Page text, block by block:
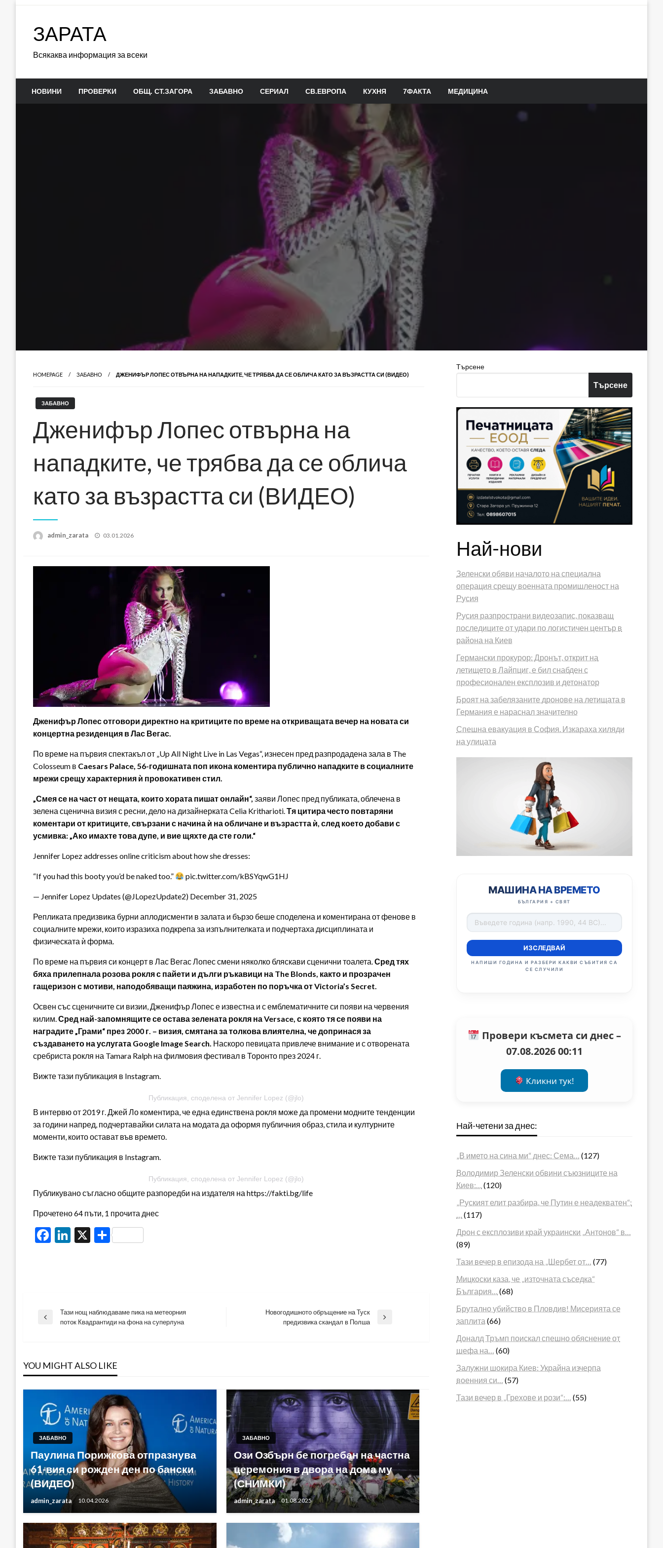
ЗАРАТА
Всякаква информация за всеки
НОВИНИ ПРОВЕРКИ ОБЩ. СТ.ЗАГОРА ЗАБАВНО СЕРИАЛ СВ.ЕВРОПА КУХНЯ 7ФАКТА МЕДИЦИНА
HOMEPAGE ЗАБАВНО ДЖЕНИФЪР ЛОПЕС ОТВЪРНА НА НАПАДКИТЕ, ЧЕ ТРЯБВА ДА СЕ ОБЛИЧА КАТО ЗА ВЪЗРАСТТА СИ (ВИДЕО)
ЗАБАВНО
Дженифър Лопес отвърна на
нападките, че трябва да се облича
като за възрастта си (ВИДЕО)
admin_zarata
Posted
03.01.2026
Дженифър Лопес отговори директно на критиците по време на откриващата вечер на новата си
концертна резиденция в Лас Вегас.
По време на първия спектакъл от „Up All Night Live in Las Vegas“, изнесен пред разпродадена зала в The
Colosseum в Caesars Palace, 56-годишната поп икона коментира публично нападките в социалните
мрежи срещу характерния ѝ провокативен стил.
„Смея се на част от нещата, които хората пишат онлайн“, заяви Лопес пред публиката, облечена в
зелена сценична визия с ресни, дело на дизайнерката Celia Kritharioti.Тя цитира често повтаряни
коментари от критиците, свързани с начина ѝ на обличане и възрастта ѝ, след което добави с
усмивка: „Ако имахте това дупе, и вие щяхте да сте голи.“
Jennifer Lopez addresses online criticism about how she dresses:
“If you had this booty you’d be naked too.” pic.twitter.com/kBSYqwG1HJ
— Jennifer Lopez Updates (@JLopezUpdate2) December 31, 2025
Репликата предизвика бурни аплодисменти в залата и бързо беше споделена и коментирана от фенове в
социалните мрежи, които изразиха подкрепа за изпълнителката и подчертаха дисциплината и
физическата ѝ форма.
По време на първия си концерт в Лас Вегас Лопес смени няколко бляскави сценични тоалета.Сред тях
бяха прилепнала розова рокля с пайети и дълги ръкавици на The Blonds, както и прозрачeн
гащеризон с мотиви, наподобяващи паяжина, изработен по поръчка от Victoria’s Secret.
Освен със сценичните си визии, Дженифър Лопес е известна и с емблематичните си появи на червения
килим.Сред най-запомнящите се остава зелената рокля на Versace, с която тя се появи на
наградите „Грами“ през 2000 г. – визия, смятана за толкова влиятелна, че допринася за
създаването на услугата Google Image Search. Наскоро певицата привлече внимание и с отворената
сребриста рокля на Tamara Ralph на филмовия фестивал в Торонто през 2024 г.
Вижте тази публикация в Instagram.
Публикация, споделена от Jennifer Lopez (@jlo)
В интервю от 2019 г. Джей Ло коментира, че една единствена рокля може да промени модните тенденции
за години напред, подчертавайки силата на модата да оформя публичния образ, стила и културните
моменти, които остават във времето.
Вижте тази публикация в Instagram.
Публикация, споделена от Jennifer Lopez (@jlo)
Публикувано съгласно общите разпоредби на издателя на https://fakti.bg/life
Прочетено 64 пъти, 1 прочита днес
Facebook
LinkedIn
X Share
Навигация
Previous
Тази нощ наблюдаваме пика на метеорния
поток Квадрантиди на фона на суперлуна
Новогодишното обръщение на Туск
предизвика скандал в Полша
YOU MIGHT ALSO LIKE
ЗАБАВНО
Паулина Порижкова отпразнува
61-вия си рожден ден по бански
(ВИДЕО)
admin_zarata 10.04.2026
ЗАБАВНО
Ози Озбърн бе погребан на частна
церемония в двора на дома му
(СНИМКИ)
admin_zarata 01.08.2025
Търсене
Търсене
Най-нови
Зеленски обяви началото на специална
операция срещу военната промишленост на
Русия
Русия разпространи видеозапис, показващ
последиците от удари по логистичен център в
района на Киев
Германски прокурор: Дронът, открит на
летището в Лайпциг, е бил снабден с
професионален експлозив и детонатор
Броят на забелязаните дронове на летищата в
Германия е нараснал значително
Спешна евакуация в София. Изкараха хиляди
на улицата
МАШИНА НА ВРЕМЕТО
БЪЛГАРИЯ + СВЯТ
ИЗСЛЕДВАЙ
НАПИШИ ГОДИНА И РАЗБЕРИ КАКВИ СЪБИТИЯ СА
СЕ СЛУЧИЛИ
Провери късмета си днес –
07.08.2026 00:11
Кликни тук!
Най-четени за днес:
„В името на сина ми“ днес: Сема…
(127)
Володимир Зеленски обвини съюзниците на
Киев:…
(120)
„Руският елит разбира, че Путин е неадекватен“:
(117)
Дрон с експлозиви край украински „Антонов“ в…
(89)
Тази вечер в епизода на „Шербет от…
(77)
Мицкоски каза, че „източната съседка“
България…
(68)
Брутално убийство в Пловдив! Мисерията се
заплита (66)
Доналд Тръмп поискал спешно обяснение от
шефа на…
(60)
Залужни шокира Киев: Украйна изчерпа
военния си…
(57)
Тази вечер в „Грехове и рози“:…
(55)